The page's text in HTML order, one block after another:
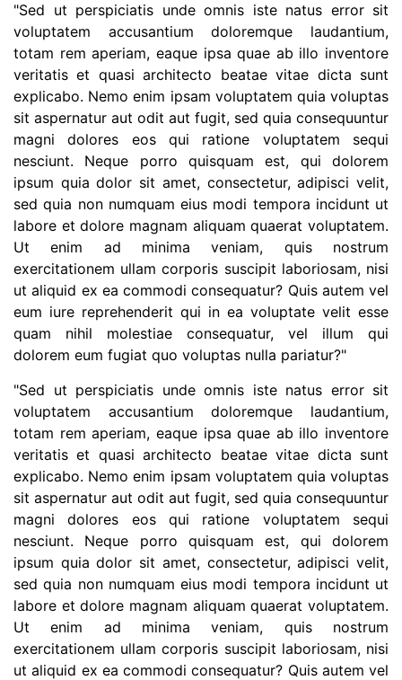
"Sed ut perspiciatis unde omnis iste natus error sit
voluptatem accusantium doloremque laudantium,
totam rem aperiam, eaque ipsa quae ab illo inventore
veritatis et quasi architecto beatae vitae dicta sunt
explicabo. Nemo enim ipsam voluptatem quia voluptas
sit aspernatur aut odit aut fugit, sed quia consequuntur
magni dolores eos qui ratione voluptatem sequi
nesciunt. Neque porro quisquam est, qui dolorem
ipsum quia dolor sit amet, consectetur, adipisci velit,
sed quia non numquam eius modi tempora incidunt ut
labore et dolore magnam aliquam quaerat voluptatem.
Ut enim ad minima veniam, quis nostrum
exercitationem ullam corporis suscipit laboriosam, nisi
ut aliquid ex ea commodi consequatur? Quis autem vel
eum iure reprehenderit qui in ea voluptate velit esse
quam nihil molestiae consequatur, vel illum qui
dolorem eum fugiat quo voluptas nulla pariatur?"
"Sed ut perspiciatis unde omnis iste natus error sit
voluptatem accusantium doloremque laudantium,
totam rem aperiam, eaque ipsa quae ab illo inventore
veritatis et quasi architecto beatae vitae dicta sunt
explicabo. Nemo enim ipsam voluptatem quia voluptas
sit aspernatur aut odit aut fugit, sed quia consequuntur
magni dolores eos qui ratione voluptatem sequi
nesciunt. Neque porro quisquam est, qui dolorem
ipsum quia dolor sit amet, consectetur, adipisci velit,
sed quia non numquam eius modi tempora incidunt ut
labore et dolore magnam aliquam quaerat voluptatem.
Ut enim ad minima veniam, quis nostrum
exercitationem ullam corporis suscipit laboriosam, nisi
ut aliquid ex ea commodi consequatur? Quis autem vel